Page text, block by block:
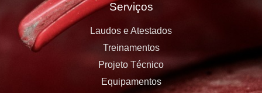
Serviços
Laudos e Atestados
Treinamentos
Projeto Técnico
Equipamentos